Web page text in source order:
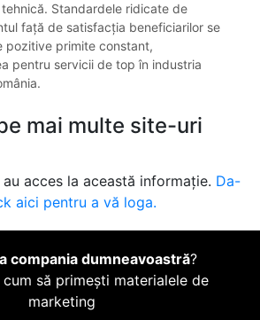
Standardele ridicate de
față de satisfacția beneficiarilor se
pozitive primite constant,
pentru servicii de top în industria
mai multe site-uri
acces la această informație. Da-
aici pentru a vă loga.
compania dumneavoastră?
cum să primești materialele de
marketing